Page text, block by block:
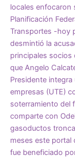
locales enfocaron
Planificación
Transportes -hoy
desmintió la
principales socios
que Angelo
Presidente
empresas (UTE)
soterramiento del
comparte con
gasoductos
meses este portal
fue beneficiado